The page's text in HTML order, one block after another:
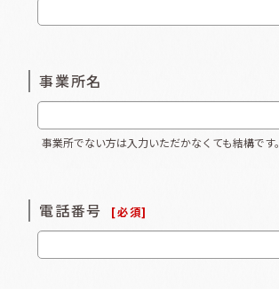
事業所名
事業所でない方は入力いただかなくても結構です。
電話番号 [必須]